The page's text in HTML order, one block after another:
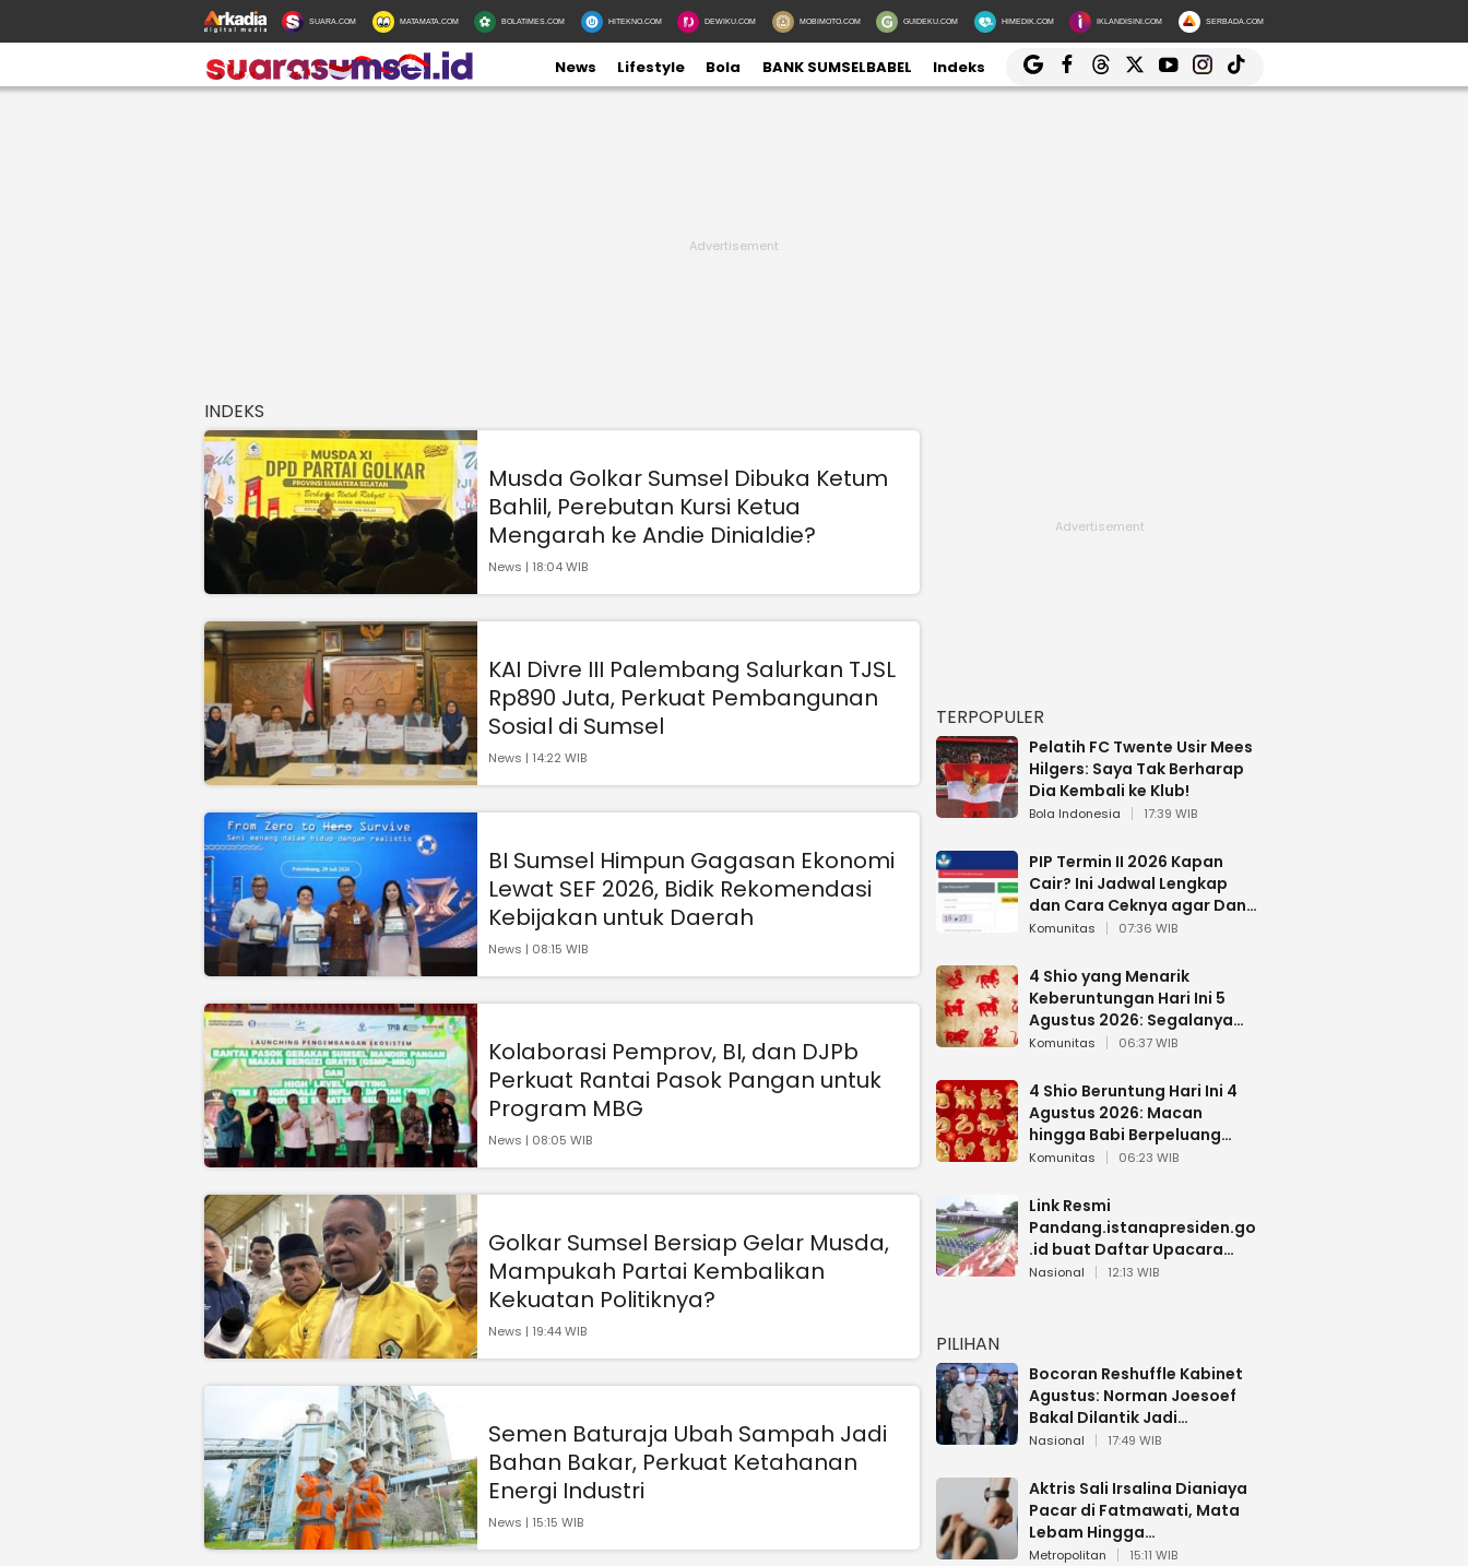
SUARA.COM MATAMATA.COM BOLATIMES.COM HITEKNO.COM DEWIKU.COM MOBIMOTO.COM GUIDEKU.COM HIMEDIK.COM IKLANDISINI.COM SERBADA.COM
News Lifestyle Bola BANK SUMSELBABEL Indeks
INDEKS
Musda Golkar Sumsel Dibuka Ketum
Bahlil, Perebutan Kursi Ketua
Mengarah ke Andie Dinialdie?
News | 18:04 WIB
KAI Divre III Palembang Salurkan TJSL
Rp890 Juta, Perkuat Pembangunan
Sosial di Sumsel
News | 14:22 WIB
BI Sumsel Himpun Gagasan Ekonomi
Lewat SEF 2026, Bidik Rekomendasi
Kebijakan untuk Daerah
News | 08:15 WIB
Kolaborasi Pemprov, BI, dan DJPb
Perkuat Rantai Pasok Pangan untuk
Program MBG
News | 08:05 WIB
Golkar Sumsel Bersiap Gelar Musda,
Mampukah Partai Kembalikan
Kekuatan Politiknya?
News | 19:44 WIB
Semen Baturaja Ubah Sampah Jadi
Bahan Bakar, Perkuat Ketahanan
Energi Industri
News | 15:15 WIB
TERPOPULER
Pelatih FC Twente Usir Mees
Hilgers: Saya Tak Berharap
Dia Kembali ke Klub!
Bola Indonesia 17:39 WIB
PIP Termin II 2026 Kapan
Cair? Ini Jadwal Lengkap
dan Cara Ceknya agar Dana
Tidak Hangus!
Komunitas 07:36 WIB
4 Shio yang Menarik
Keberuntungan Hari Ini 5
Agustus 2026: Segalanya
Berjalan Lancar
Komunitas 06:37 WIB
4 Shio Beruntung Hari Ini 4
Agustus 2026: Macan
hingga Babi Berpeluang
Dapat Kabar Baik
Komunitas 06:23 WIB
Link Resmi
Pandang.istanapresiden.go
.id buat Daftar Upacara
Bendera HUT RI di Istana
Nasional 12:13 WIB
PILIHAN
Bocoran Reshuffle Kabinet
Agustus: Norman Joesoef
Bakal Dilantik Jadi
Wamenhan RI
Nasional 17:49 WIB
Aktris Sali Irsalina Dianiaya
Pacar di Fatmawati, Mata
Lebam Hingga
Diselamatkan Polantas
Metropolitan 15:11 WIB